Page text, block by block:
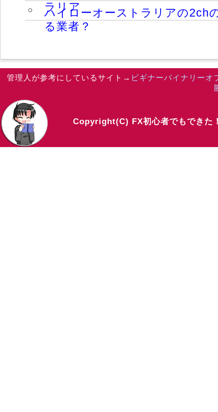
ラリア
ハイローオーストラリアの2ch
る業者？
管理人が参考にしているサイト→ ビギナーバイナリーオ
Copyright(C) FX初心者でもできた